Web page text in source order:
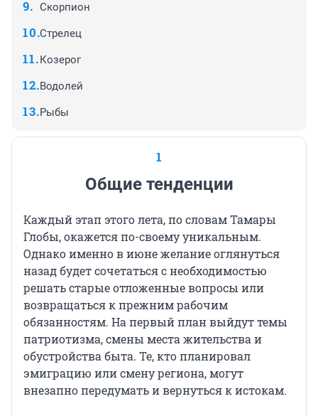
Скорпион
Стрелец
Козерог
Водолей
Рыбы
1
Общие тенденции
Каждый этап этого лета, по словам Тамары
Глобы, окажется по-своему уникальным.
Однако именно в июне желание оглянуться
назад будет сочетаться с необходимостью
решать старые отложенные вопросы или
возвращаться к прежним рабочим
обязанностям. На первый план выйдут темы
патриотизма, смены места жительства и
обустройства быта. Те, кто планировал
эмиграцию или смену региона, могут
внезапно передумать и вернуться к истокам.